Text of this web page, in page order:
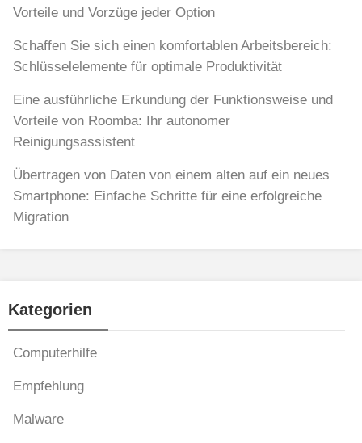
Vorteile und Vorzüge jeder Option
Schaffen Sie sich einen komfortablen Arbeitsbereich:
Schlüsselelemente für optimale Produktivität
Eine ausführliche Erkundung der Funktionsweise und
Vorteile von Roomba: Ihr autonomer
Reinigungsassistent
Übertragen von Daten von einem alten auf ein neues
Smartphone: Einfache Schritte für eine erfolgreiche
Migration
Kategorien
Computerhilfe
Empfehlung
Malware